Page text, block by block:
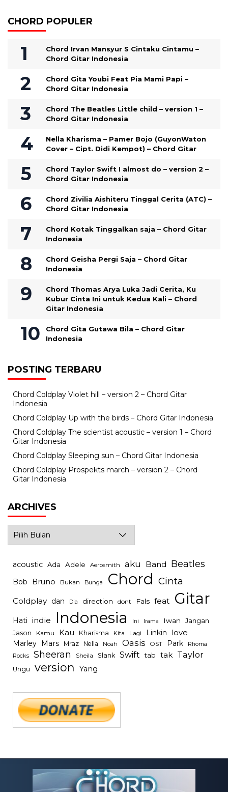
CHORD POPULER
Chord Irvan Mansyur S Cintaku Cintamu –
Chord Gitar Indonesia
Chord Gita Youbi Feat Pia Mami Papi –
Chord Gitar Indonesia
Chord The Beatles Little child – version 1 –
Chord Gitar Indonesia
Nella Kharisma – Pamer Bojo (GuyonWaton
Cover – Cipt. Didi Kempot) – Chord Gitar
Chord Taylor Swift I almost do – version 2 –
Chord Gitar Indonesia
Chord Zivilia Aishiteru Tinggal Cerita (ATC) –
Chord Gitar Indonesia
Chord Kotak Tinggalkan saja – Chord Gitar
Indonesia
Chord Geisha Pergi Saja – Chord Gitar
Indonesia
Chord Thomas Arya Luka Jadi Cerita, Ku
Kubur Cinta Ini untuk Kedua Kali – Chord
Gitar Indonesia
Chord Gita Gutawa Bila – Chord Gitar
Indonesia
POSTING TERBARU
Chord Coldplay Violet hill – version 2 – Chord Gitar
Indonesia
Chord Coldplay Up with the birds – Chord Gitar Indonesia
Chord Coldplay The scientist acoustic – version 1 – Chord
Gitar Indonesia
Chord Coldplay Sleeping sun – Chord Gitar Indonesia
Chord Coldplay Prospekts march – version 2 – Chord
Gitar Indonesia
ARCHIVES
acoustic Ada Adele Aerosmith aku Band Beatles
Bob Bruno Bukan Bunga Chord Cinta
Coldplay dan Dia direction dont Fals feat Gitar
Hati indie Indonesia Ini Irama Iwan Jangan
Jason Kamu Kau Kharisma Kita Lagi Linkin love
Marley Mars Mraz Nella Noah Oasis OST Park Rhoma
Rocks Sheeran Sheila Slank Swift tab tak Taylor
Ungu version Yang